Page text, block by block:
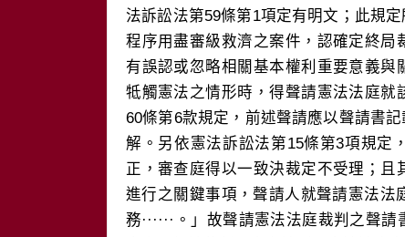
法訴訟法第59條第1項定有明文；此規
程序用盡審級救濟之案件，認確定終局
有誤認或忽略相關基本權利重要意義
牴觸憲法之情形時，得聲請憲法法庭
60條第6款規定，前述聲請應以聲請書
解。另依憲法訴訟法第15條第3項規定
正，審查庭得以一致決裁定不受理；
進行之關鍵事項，聲請人就聲請憲法法
務······。」故聲請憲法法庭裁判之聲